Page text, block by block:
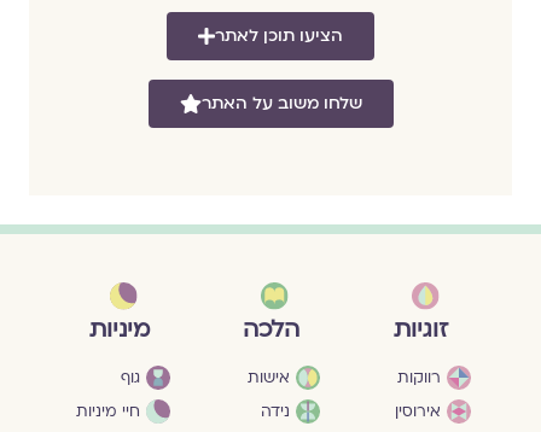
הציעו תוכן לאתר
שלחו משוב על האתר
זוגיות
רווקות
אירוסין
הלכה
אישות
נידה
מיניות
גוף
חיי מיניות